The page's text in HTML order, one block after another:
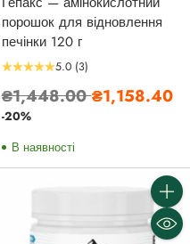
порошок для відновлення
печінки 120 г
5.0 (3)
Звичайна
ціна
₴1,448.00₴1,158.40
-20%
В наявності